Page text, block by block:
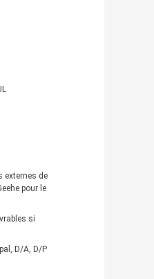
externes de
pour le
si
D/A, D/P